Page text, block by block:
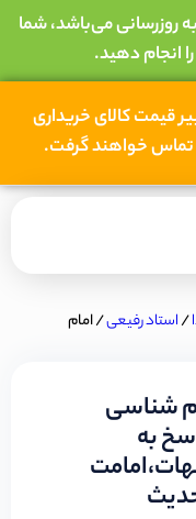
روزرسانی می‌باشد، شما
انجام دهید.
قیمت کالای خریداری
تماس خواهند گرفت.
/استاد رفیعی/ امام
شناسی
به